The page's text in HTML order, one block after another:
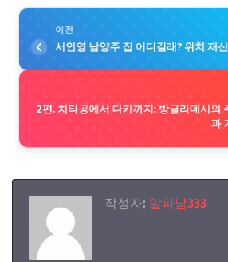
이전
서인영 남양주 집 어디길래? 위치 재
2편. 치타공에서 다카까지: 방글라데시의
과
작성자: 알파남333